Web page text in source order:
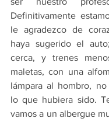
Definitivamente
le agradezco de
haya sugerido el
cerca, y trenes
maletas, con una
lámpara al hombro,
lo que hubiera sido.
vamos a un albergue